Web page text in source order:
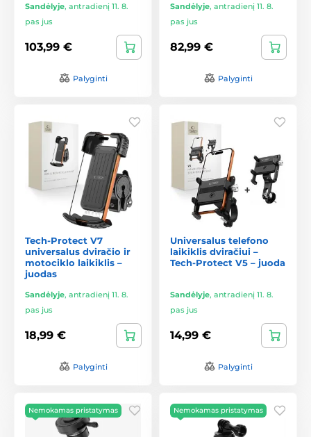
Sandėlyje, antradienį 11. 8.
pas jus
103,99 €
Palyginti
Sandėlyje, antradienį 11. 8.
pas jus
82,99 €
Palyginti
Tech-Protect V7
universalus dviračio ir
motociklo laikiklis –
juodas
Sandėlyje, antradienį 11. 8.
pas jus
18,99 €
Palyginti
Universalus telefono
laikiklis dviračiui –
Tech-Protect V5 – juoda
Sandėlyje, antradienį 11. 8.
pas jus
14,99 €
Palyginti
Nemokamas pristatymas Nemokamas pristatymas